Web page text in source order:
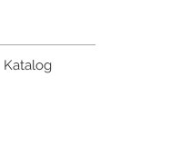
Katalog